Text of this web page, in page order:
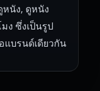
หนัง, ดูหนัง
ง ซึ่งเป็นรูป
บรนด์เดียวกัน